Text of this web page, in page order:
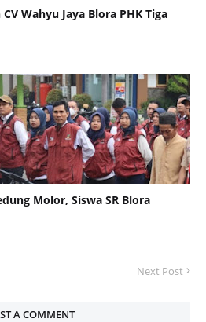
Wahyu Jaya Blora PHK Tiga
Molor, Siswa SR Blora
Next Post
A COMMENT